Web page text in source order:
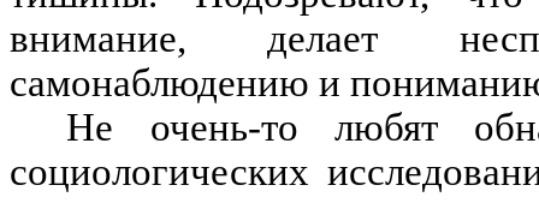
внимание, делает
самонаблюдению и
Не очень-то любят
социологических